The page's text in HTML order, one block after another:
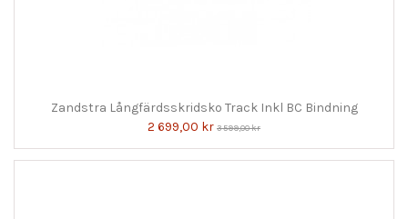
Zandstra Långfärdsskridsko Track Inkl BC Bindning
2 699,00 kr 3 599,00 kr